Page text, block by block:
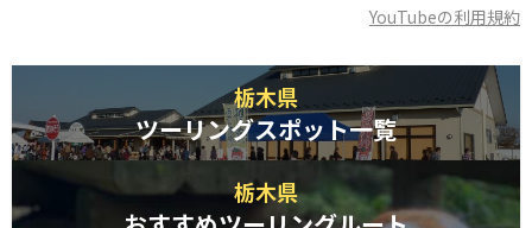
YouTubeの利用規約
栃木県
ツーリングスポット一覧
栃木県